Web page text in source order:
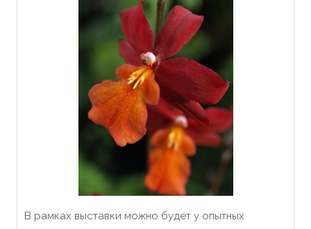
В рамках выставки можно будет у опытных